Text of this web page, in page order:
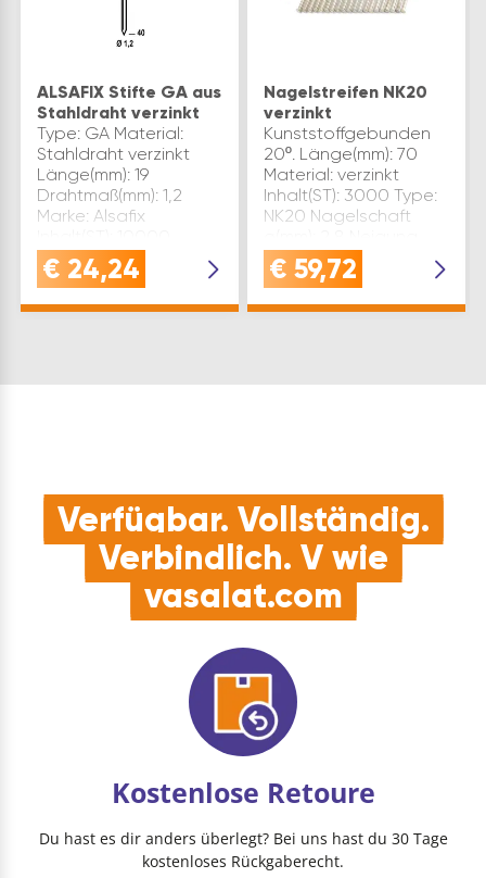
ALSAFIX Stifte GA aus
Stahldraht verzinkt
Type: GA Material:
Stahldraht verzinkt
Länge(mm): 19
Drahtmaß(mm): 1,2
Marke: Alsafix
Kartoninhalt(ST):
100000 Anwendung:
Inhaltsangabe (TS): 10
€ 24,24
Nagelstreifen NK20
verzinkt
Kunststoffgebunden
20º. Länge(mm): 70
Material: verzinkt
Inhalt(ST): 3000 Type:
NK20 Nagelschaft
der Anbindung Grad:
20 Inhaltsangabe (TS):
€ 59,72
Verfügbar. Vollständig.
Verbindlich. V wie
vasalat.com
Kostenlose Retoure
Du hast es dir anders überlegt? Bei uns hast du 30 Tage
kostenloses Rückgaberecht.